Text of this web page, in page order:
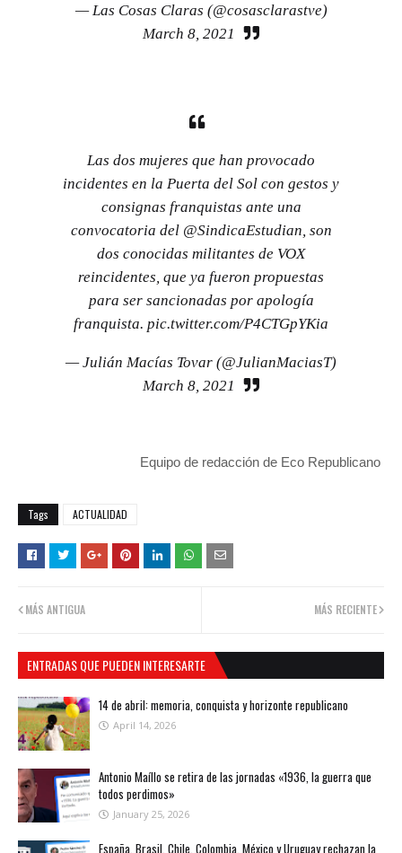
— Las Cosas Claras (@cosasclarastve)
March 8, 2021
Las dos mujeres que han provocado
incidentes en la Puerta del Sol con gestos y
consignas franquistas ante una
convocatoria del @SindicaEstudian, son
dos conocidas militantes de VOX
reincidentes, que ya fueron propuestas
para ser sancionadas por apología
franquista. pic.twitter.com/P4CTGpYKia
— Julián Macías Tovar (@JulianMaciasT)
March 8, 2021
Equipo de redacción de Eco Republicano
Tags ACTUALIDAD
MÁS RECIENTE
MÁS ANTIGUA
ENTRADAS QUE PUEDEN INTERESARTE
14 de abril: memoria, conquista y horizonte republicano
April 14, 2026
Antonio Maíllo se retira de las jornadas «1936, la guerra que
todos perdimos»
January 25, 2026
España, Brasil, Chile, Colombia, México y Uruguay rechazan la